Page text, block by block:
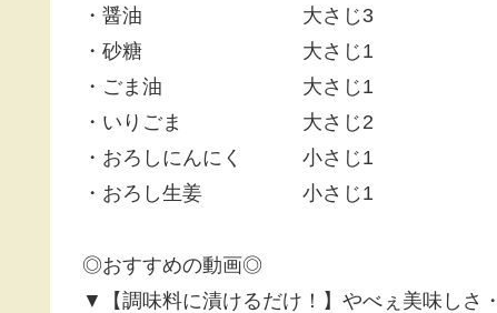
・醤油 大さじ3
・砂糖 大さじ1
・ごま油 大さじ1
・いりごま 大さじ2
・おろしにんにく 小さじ1
・おろし生姜 小さじ1
◎おすすめの動画◎
▼【調味料に漬けるだけ！】やべぇ美味しさ